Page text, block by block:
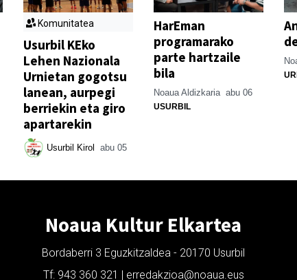
Komunitatea
Usurbil KEko
Lehen Nazionala
Urnietan gogotsu
lanean, aurpegi
berriekin eta giro
apartarekin
Usurbil Kirol abu 05
HarEman
programarako
parte hartzaile
bila
Noaua Aldizkaria abu 06
USURBIL
Noaua Kultur Elkartea
Bordaberri 3 Eguzkitzaldea - 20170 Usurbil
Tf: 943 360 321 | erredakzioa@noaua.eus